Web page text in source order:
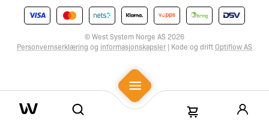
Mobile Menu
Shopping Cart
© West System Norge AS 2026
Personvernserklæring og informasjonskapsler | Kode og driftOptiflow AS